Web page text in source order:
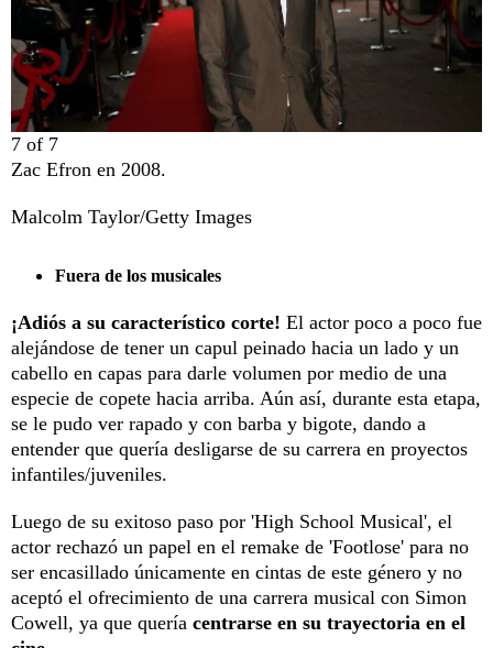
7 of 7
Zac Efron en 2008.
Malcolm Taylor/Getty Images
Fuera de los musicales
¡Adiós a su característico corte! El actor poco a poco fue
alejándose de tener un capul peinado hacia un lado y un
cabello en capas para darle volumen por medio de una
especie de copete hacia arriba. Aún así, durante esta etapa,
se le pudo ver rapado y con barba y bigote, dando a
entender que quería desligarse de su carrera en proyectos
infantiles/juveniles.
Luego de su exitoso paso por 'High School Musical', el
actor rechazó un papel en el remake de 'Footlose' para no
ser encasillado únicamente en cintas de este género y no
aceptó el ofrecimiento de una carrera musical con Simon
Cowell, ya que quería centrarse en su trayectoria en el